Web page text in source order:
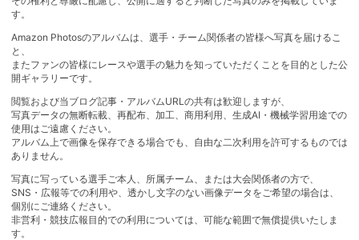
す。
Amazon Photosのアルバムは、選手・チーム関係者の皆様へ写真を届けるこ
と、
またファンの皆様にレースや選手の魅力を知っていただくことを目的とした公
開ギャラリーです。
閲覧および当ブログ記事・アルバムURLの共有は歓迎しますが、
写真データの無断転載、再配布、加工、商用利用、生成AI・機械学習用途での
使用はご遠慮ください。
アルバム上で画像を保存できる場合でも、自由な二次利用を許可するものでは
ありません。
写真に写っている選手ご本人、所属チーム、または大会関係者の方で、
SNS・広報等での利用や、透かし文字のない画像データをご希望の場合は、
個別にご連絡ください。
非営利・競技広報目的での利用については、可能な範囲で無償提供いたしま
す。